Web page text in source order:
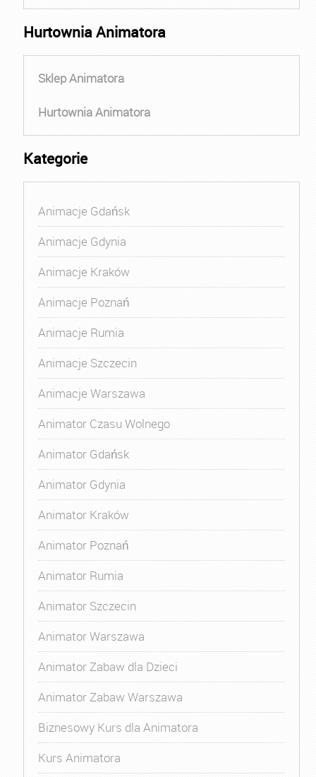
Hurtownia Animatora
Sklep Animatora
Hurtownia Animatora
Kategorie
Animacje Gdańsk
Animacje Gdynia
Animacje Kraków
Animacje Poznań
Animacje Rumia
Animacje Szczecin
Animacje Warszawa
Animator Czasu Wolnego
Animator Gdańsk
Animator Gdynia
Animator Kraków
Animator Poznań
Animator Rumia
Animator Szczecin
Animator Warszawa
Animator Zabaw dla Dzieci
Animator Zabaw Warszawa
Biznesowy Kurs dla Animatora
Kurs Animatora